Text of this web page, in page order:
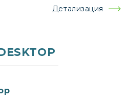
Детализация